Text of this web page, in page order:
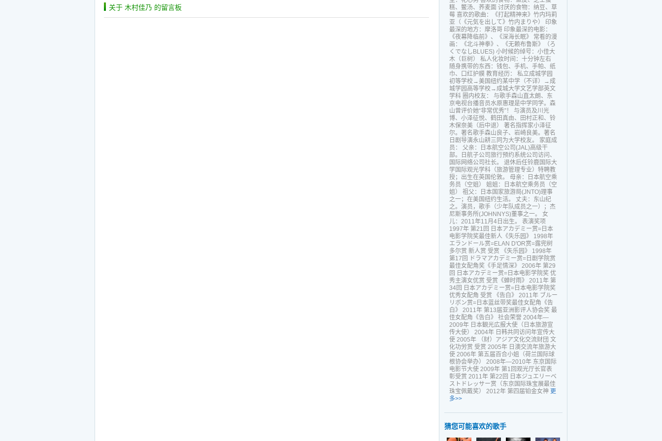
关于 木村佳乃 的留言板
糕、鳖汤、荞麦面 讨厌的食物：纳豆、草
莓 喜欢的歌曲：《打起精神来》竹内玛莉
亚（《元気を出して》竹内まりや） 印象
最深的地方：摩洛哥 印象最深的电影：
《夜幕降临前》、《深海长眠》 常看的漫
画：《北斗神拳》、《无赖布鲁斯》（ろ
くでなしBLUES) 小时候的绰号：小佳大
木（巨树） 私人化妆时间：十分钟左右
随身携带的东西：钱包、手机、手帕、纸
巾、口红护膜 教育经历： 私立成城学园
初等学校→美国纽约某中学（不详）→成
城学园高等学校→成城大学文艺学部英文
学科 圈内校友： 与歌手森山直太朗、东
京电视台播音员水原惠理是中学同学。森
山曾评价她“非常优秀”！ 与演员及川光
博、小泽征悦、鹤田真由、田村正和、铃
木保奈美（后中退） 著名指挥家小泽征
尔。著名歌手森山良子、岩崎良美。著名
日剧导演永山耕三同为大学校友。 家庭成
员： 父亲：日本航空公司(JAL)高级干
部。日航子公司旅行预约系统公司访问、
国际网络公司社长。 退休后任铃鹿国际大
学国际观光学科（旅游管理专业）特聘教
授；出生在英国伦敦。 母亲：日本航空乘
务员（空姐） 姐姐：日本航空乘务员（空
姐） 祖父：日本国家旅游局(JNTO)理事
之一；在美国纽约生活。 丈夫：东山纪
之。演员，歌手（少年队成员之一）；杰
尼斯事务所(JOHNNYS)董事之一。 女
儿：2011年11月4日出生。 表演奖项
1997年 第21回 日本アカデミー赏=日本
电影学院奖最佳新人《失乐园》 1998年
エランドール赏=ELAN D'OR赏=露兜树
多尔赏 新人赏 受赏 《失乐园》 1998年
第17回 ドラマアカデミー赏=日剧学院赏
最佳女配角奖《手足情深》 2006年 第29
回 日本アカデミー赏=日本电影学院奖 优
秀主演女优赏 受赏《蝉时雨》 2011年 第
34回 日本アカデミー赏=日本电影学院奖
优秀女配角 受赏 《告白》 2011年 ブルー
リボン赏=日本蓝丝带奖最佳女配角《告
白》 2011年 第13届亚洲影评人协会奖 最
佳女配角《告白》 社会荣誉 2004年—
2009年 日本観光広报大使（日本旅游宣
传大使） 2004年 日韩共同访问年宣传大
使 2005年 （财）アジア文化交流财団 文
化功労赏 受赏 2005年 日澳交流年旅游大
使 2006年 第五届百合小姐（荷兰国际球
根协会举办） 2008年—2010年 东京国际
电影节大使 2009年 第1回观光厅长官表
彰受赏 2011年 第22回 日本ジュエリーベ
ストドレッサー赏（东京国际珠宝展最佳
珠宝佩戴奖） 2012年 第四届铂金女神 更
多>>
猜您可能喜欢的歌手